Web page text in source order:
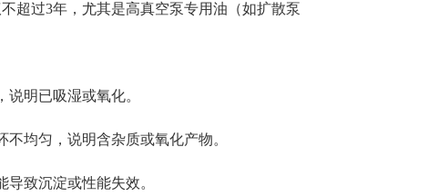
过3年​​，尤其是高真空泵专用油（如扩散泵
明已吸湿或氧化。
均匀，说明含杂质或氧化产物。
致沉淀或性能失效。